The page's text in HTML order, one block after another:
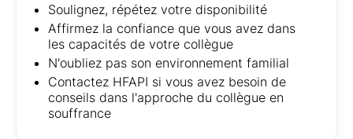
Soulignez, répétez votre disponibilité
Affirmez la confiance que vous avez dans
les capacités de votre collègue
N'oubliez pas son environnement familial
Contactez HFAPI si vous avez besoin de
conseils dans l'approche du collègue en
souffrance